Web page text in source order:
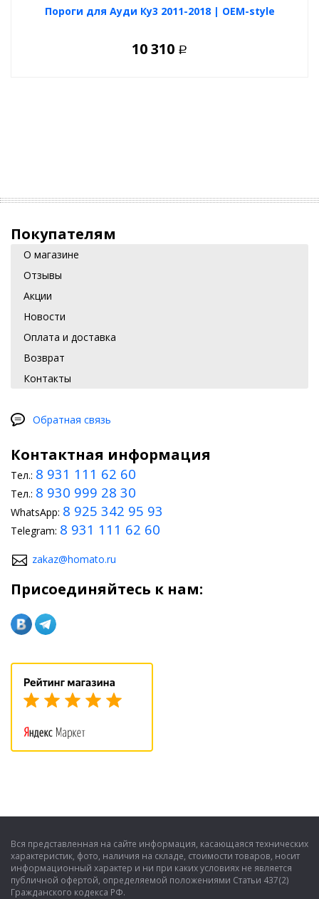
Защищают от скольжения обуви в любую погоду
Благодаря насечкам на алюминиевом листе
Между листом алюминия и каркасом проложен уплотнитель
Пороги для Ауди Ку3 2011-2018 | OEM-style
10 310 Р
Покупателям
О магазине
Отзывы
Акции
Новости
Оплата и доставка
Возврат
Контакты
Обратная связь
Контактная информация
Тел.: 8 931 111 62 60
Тел.: 8 930 999 28 30
WhatsApp: 8 925 342 95 93
Telegram: 8 931 111 62 60
zakaz@homato.ru
Присоединяйтесь к нам:
Вся представленная на сайте информация, касающаяся технических
характеристик, фото, наличия на складе, стоимости товаров, носит
информационный характер и ни при каких условиях не является
публичной офертой, определяемой положениями Статьи 437(2)
Гражданского кодекса РФ.